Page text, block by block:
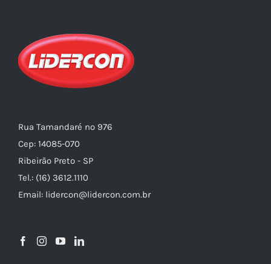
Rua Tamandaré nº 976
Cep: 14085-070
Ribeirão Preto - SP
Tel.: (16) 3612.1110
Email: lidercon@lidercon.com.br